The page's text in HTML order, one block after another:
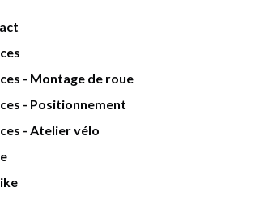
- Montage de roue
- Positionnement
- Atelier vélo